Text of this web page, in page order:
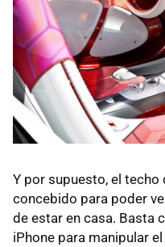
Y por supuesto, el
concebido para poder
de estar en casa. Basta
iPhone para manipular